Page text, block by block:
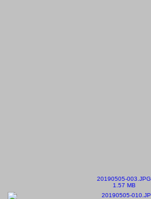
20190505-003.JPG
1.57 MB